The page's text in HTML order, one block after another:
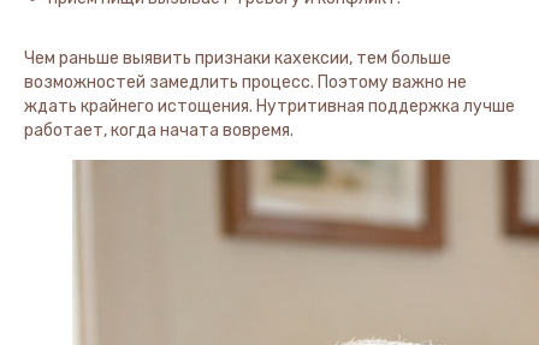
Чем раньше выявить признаки кахексии, тем больше
возможностей замедлить процесс. Поэтому важно не
ждать крайнего истощения. Нутритивная поддержка лучше
работает, когда начата вовремя.